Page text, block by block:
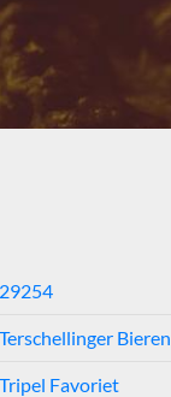
29254
Terschellinger Bieren
Tripel Favoriet